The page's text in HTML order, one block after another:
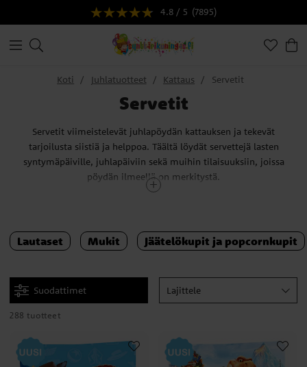
4.8 / 5 (7895)
Koti Juhlatuotteet Kattaus Servetit
Servetit
Servetit viimeistelevät juhlapöydän kattauksen ja tekevät
tarjoilusta siistiä ja helppoa. Täältä löydät servettejä lasten
syntymäpäiville, juhlapäiviin sekä muihin tilaisuuksiin, joissa
pöydän ilmeellä on merkitystä.
Näin voit helposti sovittaa servetit juhlan tyyliin, oli kyseessä
värikäs lastenkattaus tai hillitympi kokonaisuus.
yhtenäisen ja viimeistellyn juhlapöydän.
Lautaset Mukit Jäätelökupit ja popcornkupit
Suodattimet Lajittele
288 tuotteet